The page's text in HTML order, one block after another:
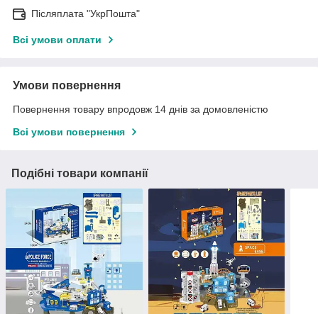
Післяплата "УкрПошта"
Всі умови оплати
Умови повернення
Повернення товару впродовж 14 днів за домовленістю
Всі умови повернення
Подібні товари компанії